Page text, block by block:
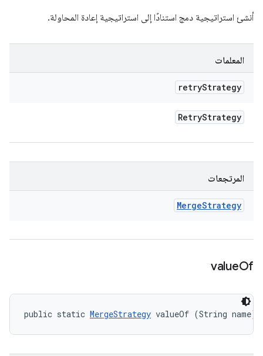
أنشئ استراتيجية دمج استنادًا إلى استراتيجية إعادة المحاولة.
المعلمات
retryStrategy
RetryStrategy
المرتجعات
MergeStrategy
valueOf
public static MergeStrategy valueOf (String name)